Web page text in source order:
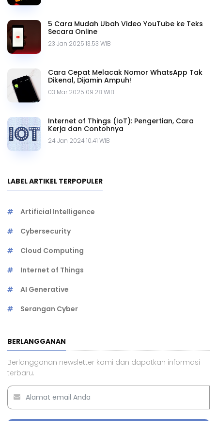
5 Cara Mudah Ubah Video YouTube ke Teks
Secara Online
23 Jan 2025 13.53 WIB
Cara Cepat Melacak Nomor WhatsApp Tak
Dikenal, Dijamin Ampuh!
03 Mar 2025 09.28 WIB
Internet of Things (IoT): Pengertian, Cara
Kerja dan Contohnya
24 Jan 2024 10.41 WIB
LABEL ARTIKEL TERPOPULER
Artificial Intelligence
Cybersecurity
Cloud Computing
Internet of Things
AI Generative
Serangan Cyber
BERLANGGANAN
Berlangganan newsletter kami dan dapatkan informasi
terbaru.